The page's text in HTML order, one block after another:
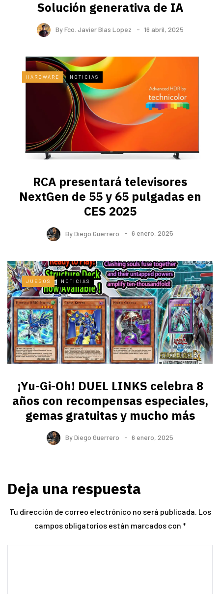
Solución generativa de IA
ByFco. Javier Blas Lopez 16 abril, 2025
HARDWARE NOTICIAS
RCA presentará televisores
NextGen de 55 y 65 pulgadas en
CES 2025
ByDiego Guerrero 6 enero, 2025
JUEGOS NOTICIAS
¡Yu-Gi-Oh! DUEL LINKS celebra 8
años con recompensas especiales,
gemas gratuitas y mucho más
ByDiego Guerrero 6 enero, 2025
Deja una respuesta
Tu dirección de correo electrónico no será publicada. Los
campos obligatorios están marcados con *